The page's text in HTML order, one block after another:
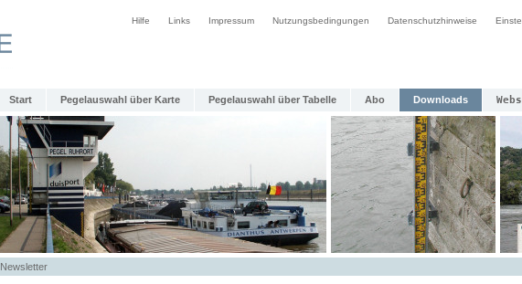
Hilfe Links Impressum Nutzungsbedingungen Datenschutzhinweise
Start Pegelauswahl über Karte Pegelauswahl über Tabelle Abo Downloads
Newsletter